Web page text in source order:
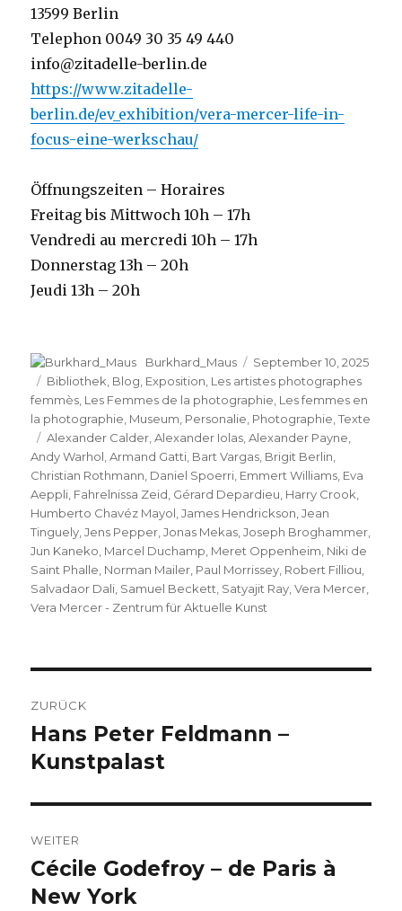
13599 Berlin
Telephon 0049 30 35 49 440
info@zitadelle-berlin.de
https://www.zitadelle-
berlin.de/ev_exhibition/vera-mercer-life-in-
focus-eine-werkschau/
Öffnungszeiten – Horaires
Freitag bis Mittwoch 10h – 17h
Vendredi au mercredi 10h – 17h
Donnerstag 13h – 20h
Jeudi 13h – 20h
Autor
Burkhard_Maus
Veröffentlicht
am
September 10, 2025
Kategorien
Bibliothek Blog Exposition Les artistes photographes
femmès Les Femmes de la photographie Les femmes en
la photographie Museum Personalie Photographie ,Texte
Schlagwörter
Alexander Calder ,Alexander Iolas ,Alexander Payne
Andy Warhol ,Armand Gatti Bart Vargas Brigit Berlin
Christian Rothmann Daniel Spoerri Emmert Williams Eva
Aeppli Fahrelnissa Zeid Gérard Depardieu Harry Crook
Humberto Chavéz Mayol ,James Hendrickson ,Jean
Tinguely ,Jens Pepper ,Jonas Mekas ,Joseph Broghammer
Jun Kaneko Marcel Duchamp Meret Oppenheim Niki de
Saint Phalle Norman Mailer Paul Morrissey Robert Filliou
Salvadaor Dali Samuel Beckett Satyajit Ray ,Vera Mercer
Vera Mercer - Zentrum für Aktuelle Kunst
ZURÜCK
Vorheriger
Beitrag:
Hans Peter Feldmann –
Kunstpalast
WEITER
Nächster
Beitrag:
Cécile Godefroy – de Paris à
New York